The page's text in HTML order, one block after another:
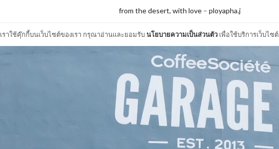
เราใช้คุ๊กกี้บนเว็บไซต์ของเรา กรุณาอ่านและยอมรับนโยบายความเป็นส่วนตัว เพื่อใช้บริการเว็บไซต์
from the desert, with love – ployapha.j